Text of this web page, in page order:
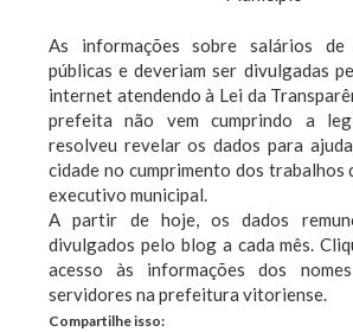
As informações sobre salários de
públicas e deveriam ser divulgadas
internet atendendo à Lei da
prefeita não vem cumprindo a
resolveu revelar os dados para
cidade no cumprimento dos trabalhos
executivo municipal.
A partir de hoje, os dados
divulgados pelo blog a cada mês.
acesso às informações dos
servidores na prefeitura vitoriense.
Compartilhe isso: